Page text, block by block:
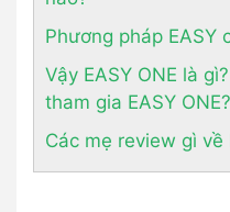
Phương pháp EASY
Vậy EASY ONE là
tham gia EASY ONE?
Các mẹ review gì về